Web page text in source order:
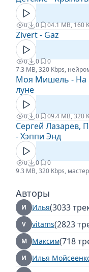
0 0 04.1 MB, 160
Zivert - Gaz
0 0
0
7.3 MB, 320 Kbps,
Моя Мишель - На
луне
0 0 09.4 MB, 320
Сергей Лазарев,
- Хэппи Энд
0 0
0
9.3 MB, 320 Kbps,
Авторы
И Илья(3033
V vitams(2823
М Максим(718
И Илья